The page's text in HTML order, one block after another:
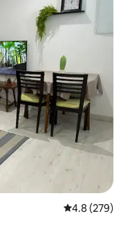
औसत रेटिंग 5 में
4.8 (279)